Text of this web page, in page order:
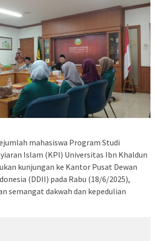
mahasiswa Program Studi
Islam (KPI) Universitas Ibn Khaldun
kunjungan ke Kantor Pusat Dewan
(DDII) pada Rabu (18/6/2025),
semangat dakwah dan kepedulian